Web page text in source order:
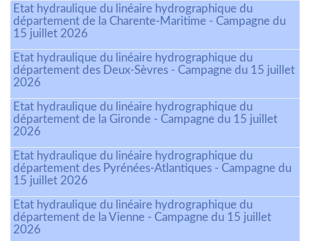
Etat hydraulique du linéaire hydrographique du
département de la Charente-Maritime - Campagne du
15 juillet 2026
Etat hydraulique du linéaire hydrographique du
département des Deux-Sèvres - Campagne du 15 juillet
2026
Etat hydraulique du linéaire hydrographique du
département de la Gironde - Campagne du 15 juillet
2026
Etat hydraulique du linéaire hydrographique du
département des Pyrénées-Atlantiques - Campagne du
15 juillet 2026
Etat hydraulique du linéaire hydrographique du
département de la Vienne - Campagne du 15 juillet
2026